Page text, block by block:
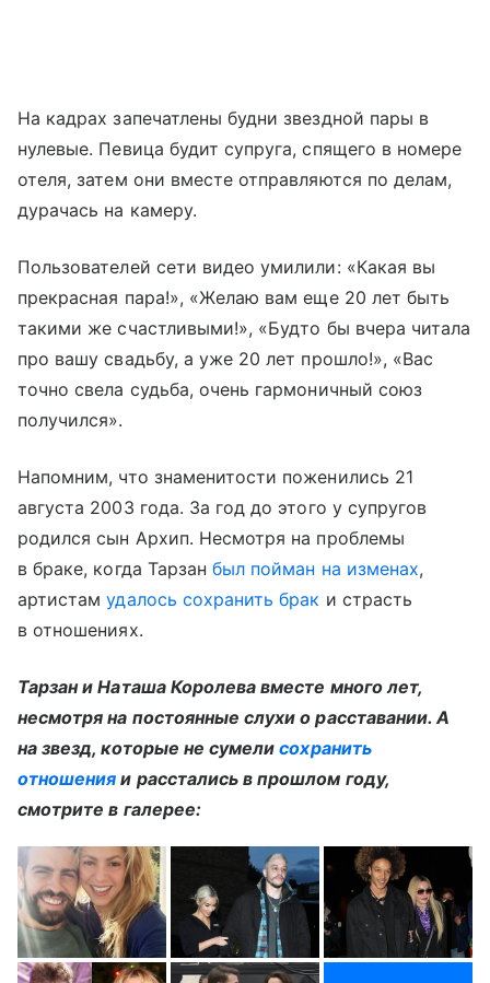
На кадрах запечатлены будни звездной пары в
нулевые. Певица будит супруга, спящего в номере
отеля, затем они вместе отправляются по делам,
дурачась на камеру.
Пользователей сети видео умилили: «Какая вы
прекрасная пара!», «Желаю вам еще 20 лет быть
такими же счастливыми!», «Будто бы вчера читала
про вашу свадьбу, а уже 20 лет прошло!», «Вас
точно свела судьба, очень гармоничный союз
получился».
Напомним, что знаменитости поженились 21
августа 2003 года. За год до этого у супругов
родился сын Архип. Несмотря на проблемы
в браке, когда Тарзанбыл пойман на изменах,
артистамудалось сохранить брак и страсть
в отношениях.
Тарзан и Наташа Королева вместе много лет,
несмотря на постоянные слухи о расставании. А
на звезд, которые не сумелисохранить
отношения и расстались в прошлом году,
смотрите в галерее: